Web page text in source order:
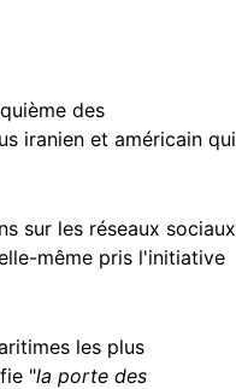
des
iranien et américain qui
sur les réseaux sociaux
même pris l'initiative
les plus
"la porte des